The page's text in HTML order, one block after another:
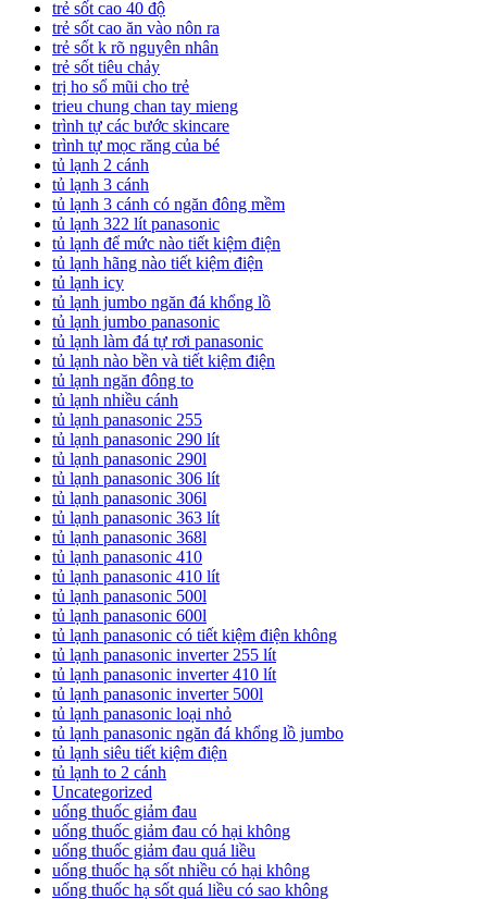
trẻ sốt cao 40 độ
trẻ sốt cao ăn vào nôn ra
trẻ sốt k rõ nguyên nhân
trẻ sốt tiêu chảy
trị ho sổ mũi cho trẻ
trieu chung chan tay mieng
trình tự các bước skincare
trình tự mọc răng của bé
tủ lạnh 2 cánh
tủ lạnh 3 cánh
tủ lạnh 3 cánh có ngăn đông mềm
tủ lạnh 322 lít panasonic
tủ lạnh để mức nào tiết kiệm điện
tủ lạnh hãng nào tiết kiệm điện
tủ lạnh icy
tủ lạnh jumbo ngăn đá khổng lồ
tủ lạnh jumbo panasonic
tủ lạnh làm đá tự rơi panasonic
tủ lạnh nào bền và tiết kiệm điện
tủ lạnh ngăn đông to
tủ lạnh nhiều cánh
tủ lạnh panasonic 255
tủ lạnh panasonic 290 lít
tủ lạnh panasonic 290l
tủ lạnh panasonic 306 lít
tủ lạnh panasonic 306l
tủ lạnh panasonic 363 lít
tủ lạnh panasonic 368l
tủ lạnh panasonic 410
tủ lạnh panasonic 410 lít
tủ lạnh panasonic 500l
tủ lạnh panasonic 600l
tủ lạnh panasonic có tiết kiệm điện không
tủ lạnh panasonic inverter 255 lít
tủ lạnh panasonic inverter 410 lít
tủ lạnh panasonic inverter 500l
tủ lạnh panasonic loại nhỏ
tủ lạnh panasonic ngăn đá khổng lồ jumbo
tủ lạnh siêu tiết kiệm điện
tủ lạnh to 2 cánh
Uncategorized
uống thuốc giảm đau
uống thuốc giảm đau có hại không
uống thuốc giảm đau quá liều
uống thuốc hạ sốt nhiều có hại không
uống thuốc hạ sốt quá liều có sao không